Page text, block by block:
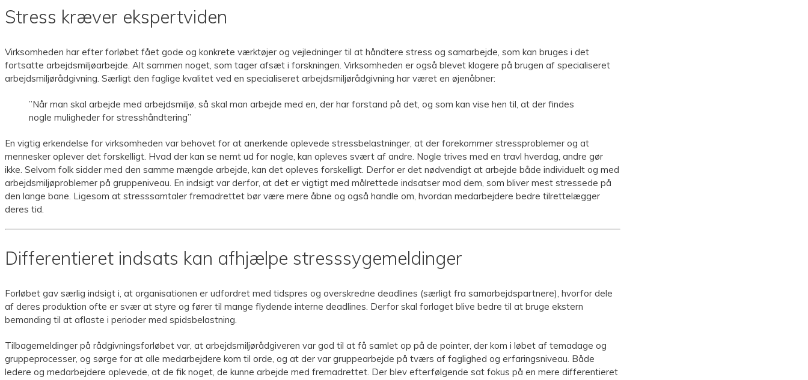
Stress kræver ekspertviden
Virksomheden har efter forløbet fået gode og konkrete værktøjer og vejledninger til at håndtere stress og samarbejde, som kan bruges i det
fortsatte arbejdsmiljøarbejde. Alt sammen noget, som tager afsæt i forskningen. Virksomheden er også blevet klogere på brugen af specialiseret
arbejdsmiljørådgivning. Særligt den faglige kvalitet ved en specialiseret arbejdsmiljørådgivning har været en øjenåbner:
”Når man skal arbejde med arbejdsmiljø, så skal man arbejde med en, der har forstand på det, og som kan vise hen til, at der findes
nogle muligheder for stresshåndtering”
En vigtig erkendelse for virksomheden var behovet for at anerkende oplevede stressbelastninger, at der forekommer stressproblemer og at
mennesker oplever det forskelligt. Hvad der kan se nemt ud for nogle, kan opleves svært af andre. Nogle trives med en travl hverdag, andre gør
ikke. Selvom folk sidder med den samme mængde arbejde, kan det opleves forskelligt. Derfor er det nødvendigt at arbejde både individuelt og med
arbejdsmiljøproblemer på gruppeniveau. En indsigt var derfor, at det er vigtigt med målrettede indsatser mod dem, som bliver mest stressede på
den lange bane. Ligesom at stresssamtaler fremadrettet bør være mere åbne og også handle om, hvordan medarbejdere bedre tilrettelægger
deres tid.
Differentieret indsats kan afhjælpe stresssygemeldinger
Forløbet gav særlig indsigt i, at organisationen er udfordret med tidspres og overskredne deadlines (særligt fra samarbejdspartnere), hvorfor dele
af deres produktion ofte er svær at styre og fører til mange flydende interne deadlines. Derfor skal forlaget blive bedre til at bruge ekstern
bemanding til at aflaste i perioder med spidsbelastning.
Tilbagemeldinger på rådgivningsforløbet var, at arbejdsmiljørådgiveren var god til at få samlet op på de pointer, der kom i løbet af temadage og
gruppeprocesser, og sørge for at alle medarbejdere kom til orde, og at der var gruppearbejde på tværs af faglighed og erfaringsniveau. Både
ledere og medarbejdere oplevede, at de fik noget, de kunne arbejde med fremadrettet. Der blev efterfølgende sat fokus på en mere differentieret